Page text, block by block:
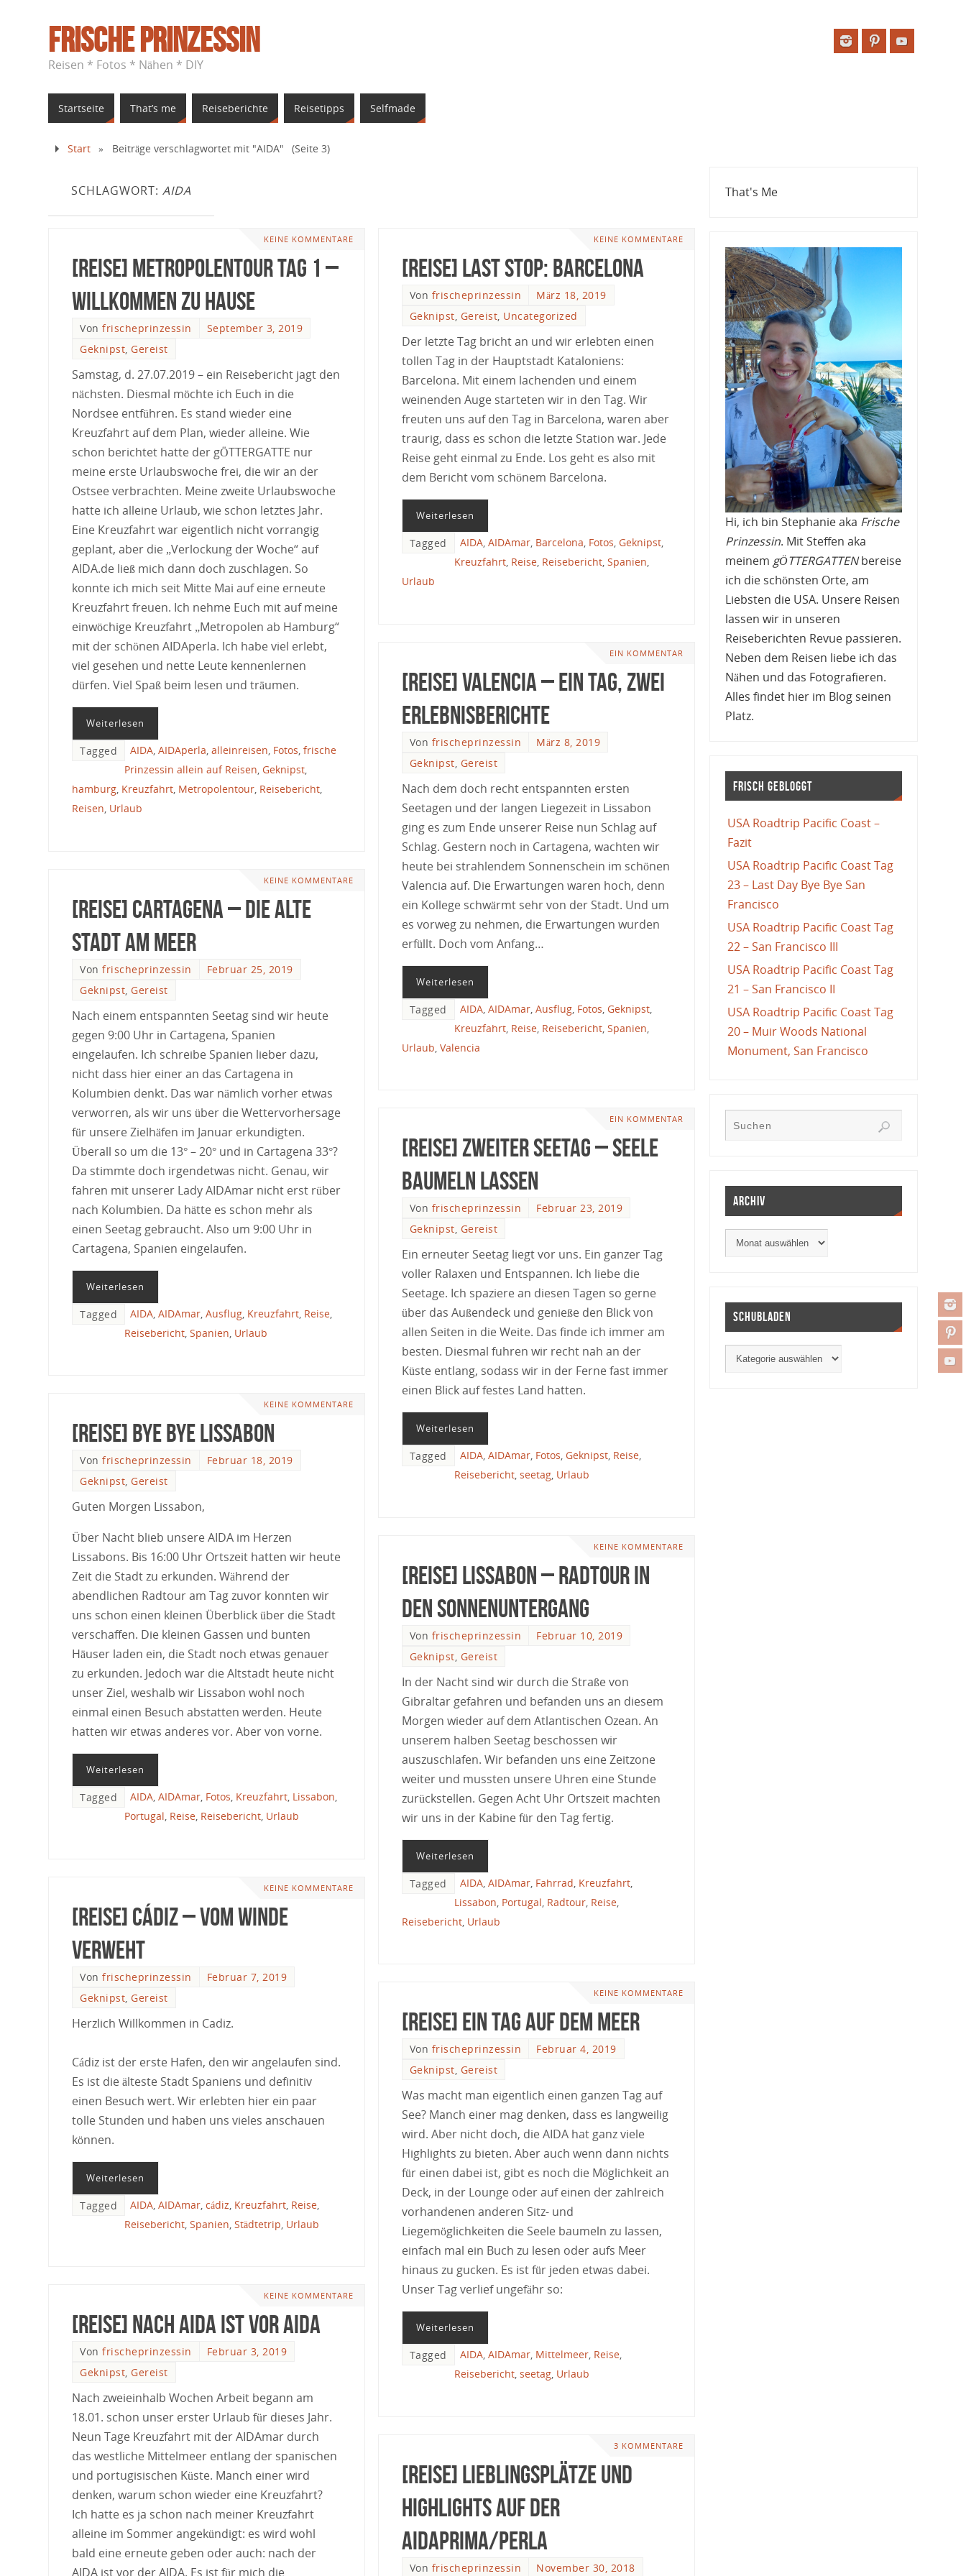
Frische Prinzessin
Reisen * Fotos * Nähen * DIY
Startseite That’s me Reiseberichte Reisetipps Selfmade
Start » Beiträge verschlagwortet mit "AIDA" (Seite 3)
SCHLAGWORT: AIDA
KEINE KOMMENTARE
[Reise] Metropolentour Tag 1 –
Willkommen zu Hause
Von frischeprinzessin
September 3, 2019
Geknipst, Gereist
Samstag, d. 27.07.2019 – ein Reisebericht jagt den
nächsten. Diesmal möchte ich Euch in die
Nordsee entführen. Es stand wieder eine
Kreuzfahrt auf dem Plan, wieder alleine. Wie
schon berichtet hatte der gÖTTERGATTE nur
meine erste Urlaubswoche frei, die wir an der
Ostsee verbrachten. Meine zweite Urlaubswoche
hatte ich alleine Urlaub, wie schon letztes Jahr.
Eine Kreuzfahrt war eigentlich nicht vorrangig
geplant, aber die „Verlockung der Woche“ auf
AIDA.de ließ mich dann doch zuschlagen. So
konnte ich mich seit Mitte Mai auf eine erneute
Kreuzfahrt freuen. Ich nehme Euch mit auf meine
einwöchige Kreuzfahrt „Metropolen ab Hamburg“
mit der schönen AIDAperla. Ich habe viel erlebt,
viel gesehen und nette Leute kennenlernen
dürfen. Viel Spaß beim lesen und träumen.
Weiterlesen
Tagged AIDA, AIDAperla, alleinreisen, Fotos, frische
Prinzessin allein auf Reisen, Geknipst,
hamburg, Kreuzfahrt, Metropolentour, Reisebericht,
Reisen, Urlaub
KEINE KOMMENTARE
[Reise] Last Stop: Barcelona
Von frischeprinzessin
März 18, 2019
Geknipst, Gereist, Uncategorized
Der letzte Tag bricht an und wir erlebten einen
tollen Tag in der Hauptstadt Kataloniens:
Barcelona. Mit einem lachenden und einem
weinenden Auge starteten wir in den Tag. Wir
freuten uns auf den Tag in Barcelona, waren aber
traurig, dass es schon die letzte Station war. Jede
Reise geht einmal zu Ende. Los geht es also mit
dem Bericht vom schönem Barcelona.
Weiterlesen
Tagged AIDA, AIDAmar, Barcelona, Fotos, Geknipst,
Kreuzfahrt, Reise, Reisebericht, Spanien,
Urlaub
EIN KOMMENTAR
[Reise] Valencia – Ein Tag, zwei
Erlebnisberichte
Von frischeprinzessin
März 8, 2019
Geknipst Gereist
Nach dem doch recht entspannten ersten
Seetagen und der langen Liegezeit in Lissabon
ging es zum Ende unserer Reise nun Schlag auf
Schlag. Gestern noch in Cartagena, wachten wir
heute bei strahlendem Sonnenschein im schönen
Valencia auf. Die Erwartungen waren hoch, denn
ein Kollege schwärmt sehr von der Stadt. Und um
es vorweg zu nehmen, die Erwartungen wurden
erfüllt. Doch vom Anfang…
Weiterlesen
Tagged AIDA, AIDAmar, Ausflug, Fotos Geknipst,
Kreuzfahrt, Reise, Reisebericht, Spanien
Urlaub Valencia
KEINE KOMMENTARE
[Reise] Cartagena – die alte
Stadt am Meer
Von frischeprinzessin
Februar 25, 2019
Geknipst Gereist
Nach einem entspannten Seetag sind wir heute
gegen 9:00 Uhr in Cartagena, Spanien
eingelaufen. Ich schreibe Spanien lieber dazu,
nicht dass hier einer an das Cartagena in
Kolumbien denkt. Das war nämlich vorher etwas
verworren, als wir uns über die Wettervorhersage
für unsere Zielhäfen im Januar erkundigten.
Überall so um die 13° – 20° und in Cartagena 33°?
Da stimmte doch irgendetwas nicht. Genau, wir
fahren mit unserer Lady AIDAmar nicht erst rüber
nach Kolumbien. Da hätte es schon mehr als
einen Seetag gebraucht. Also um 9:00 Uhr in
Cartagena, Spanien eingelaufen.
Weiterlesen
Tagged AIDA AIDAmar Ausflug Kreuzfahrt Reise
Reisebericht Spanien Urlaub
EIN KOMMENTAR
[Reise] Zweiter Seetag – Seele
baumeln lassen
Von frischeprinzessin
Februar 23, 2019
Geknipst, Gereist
Ein erneuter Seetag liegt vor uns. Ein ganzer Tag
voller Ralaxen und Entspannen. Ich liebe die
Seetage. Ich spaziere an diesen Tagen so gerne
über das Außendeck und genieße den Blick von
allen Seiten in die Weite. Das finde ich immer am
besten. Diesmal fuhren wir recht nah an der
Küste entlang, sodass wir in der Ferne fast immer
einen Blick auf festes Land hatten.
Weiterlesen
Tagged AIDA, AIDAmar, Fotos, Geknipst, Reise,
Reisebericht, seetag, Urlaub
KEINE KOMMENTARE
[Reise] Bye Bye Lissabon
Von frischeprinzessin
Februar 18, 2019
Geknipst, Gereist
Guten Morgen Lissabon,
Über Nacht blieb unsere AIDA im Herzen
Lissabons. Bis 16:00 Uhr Ortszeit hatten wir heute
Zeit die Stadt zu erkunden. Während der
abendlichen Radtour am Tag zuvor konnten wir
uns schon einen kleinen Überblick über die Stadt
verschaffen. Die kleinen Gassen und bunten
Häuser laden ein, die Stadt noch etwas genauer
zu erkunden. Jedoch war die Altstadt heute nicht
unser Ziel, weshalb wir Lissabon wohl noch
einmal einen Besuch abstatten werden. Heute
hatten wir etwas anderes vor. Aber von vorne.
Weiterlesen
Tagged AIDA, AIDAmar, Fotos, Kreuzfahrt, Lissabon,
Portugal, Reise, Reisebericht, Urlaub
KEINE KOMMENTARE
[Reise] Lissabon – Radtour in
den Sonnenuntergang
Von frischeprinzessin
Februar 10, 2019
Geknipst Gereist
In der Nacht sind wir durch die Straße von
Gibraltar gefahren und befanden uns an diesem
Morgen wieder auf dem Atlantischen Ozean. An
unserem halben Seetag beschossen wir
auszuschlafen. Wir befanden uns eine Zeitzone
weiter und mussten unsere Uhren eine Stunde
zurückstellen. Gegen Acht Uhr Ortszeit machten
wir uns in der Kabine für den Tag fertig.
Weiterlesen
Tagged AIDA, AIDAmar, Fahrrad Kreuzfahrt,
Lissabon Portugal Radtour, Reise,
Reisebericht, Urlaub
KEINE KOMMENTARE
[Reise] Cádiz – Vom Winde
verweht
Von frischeprinzessin
Februar 7, 2019
Geknipst Gereist
Herzlich Willkommen in Cadiz.
Cádiz ist der erste Hafen, den wir angelaufen sind.
Es ist die älteste Stadt Spaniens und definitiv
einen Besuch wert. Wir erlebten hier ein paar
tolle Stunden und haben uns vieles anschauen
können.
Weiterlesen
Tagged AIDA AIDAmar cádiz Kreuzfahrt Reise
Reisebericht Spanien Städtetrip Urlaub
KEINE KOMMENTARE
[Reise] Ein Tag auf dem Meer
Von frischeprinzessin
Februar 4, 2019
Geknipst, Gereist
Was macht man eigentlich einen ganzen Tag auf
See? Manch einer mag denken, dass es langweilig
wird. Aber nicht doch, die AIDA hat ganz viele
Highlights zu bieten. Aber auch wenn dann nichts
für einen dabei ist, gibt es noch die Möglichkeit an
Deck, in der Lounge oder auf einen der zahlreich
vorhandenen anderen Sitz- und
Liegemöglichkeiten die Seele baumeln zu lassen,
einfach mal ein Buch zu lesen oder aufs Meer
hinaus zu gucken. Es ist für jeden etwas dabei.
Unser Tag verlief ungefähr so:
Weiterlesen
Tagged AIDA, AIDAmar, Mittelmeer, Reise,
Reisebericht, seetag, Urlaub
KEINE KOMMENTARE
[Reise] Nach AIDA ist vor AIDA
Von frischeprinzessin
Februar 3, 2019
Geknipst, Gereist
Nach zweieinhalb Wochen Arbeit begann am
18.01. schon unser erster Urlaub für dieses Jahr.
Neun Tage Kreuzfahrt mit der AIDAmar durch
das westliche Mittelmeer entlang der spanischen
und portugisischen Küste. Manch einer wird
denken, warum schon wieder eine Kreuzfahrt?
Ich hatte es ja schon nach meiner Kreuzfahrt
alleine im Sommer angekündigt: es wird wohl
bald eine erneute geben oder auch: nach der
AIDA ist vor der AIDA. Es ist für mich die
3 KOMMENTARE
[Reise] Lieblingsplätze und
Highlights auf der
AIDAprima/perla
Von frischeprinzessin November 30, 2018
That's Me
Hi, ich bin Stephanie aka Frische
Prinzessin. Mit Steffen aka
meinem gÖTTERGATTENbereise
ich die schönsten Orte, am
Liebsten die USA. Unsere Reisen
lassen wir in unseren
Reiseberichten Revue passieren.
Neben dem Reisen liebe ich das
Nähen und das Fotografieren.
Alles findet hier im Blog seinen
Platz.
Frisch gebloggt
USA Roadtrip Pacific Coast –
Fazit
USA Roadtrip Pacific Coast Tag
23 – Last Day Bye Bye San
Francisco
USA Roadtrip Pacific Coast Tag
22 – San Francisco III
USA Roadtrip Pacific Coast Tag
21 – San Francisco II
USA Roadtrip Pacific Coast Tag
20 – Muir Woods National
Monument, San Francisco
Archiv
Schubladen